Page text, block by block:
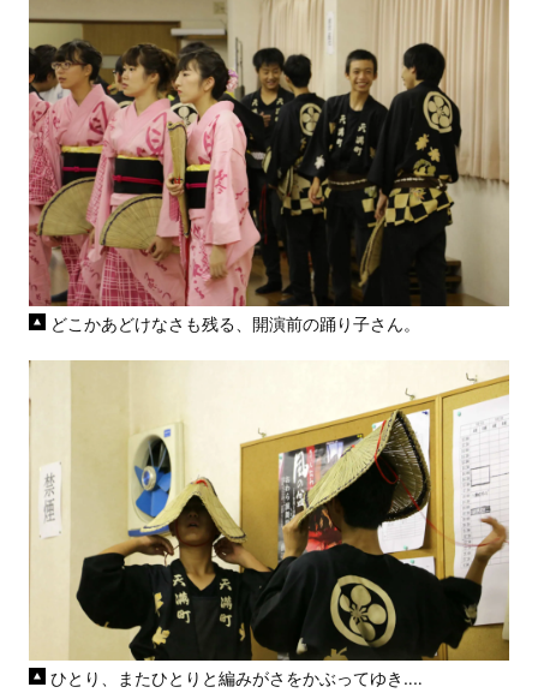
どこかあどけなさも残る、開演前の踊り子さん。
ひとり、またひとりと編みがさをかぶってゆき‥‥